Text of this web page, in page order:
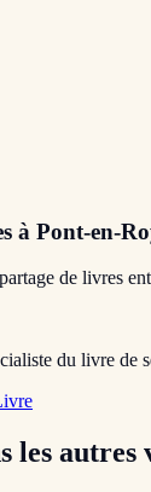
à Pont-en-
de livres
du livre de
les autres